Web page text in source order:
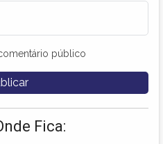
público
Fica: